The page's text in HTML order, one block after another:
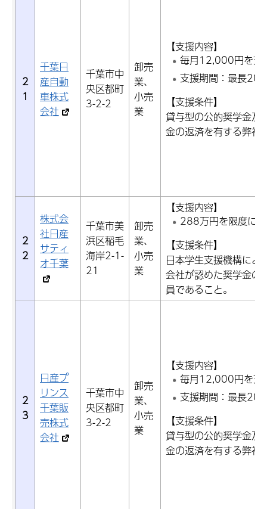
2
1
千葉日
産自動
車株式
会社
千葉市中
央区都町
3-2-2
卸売
業、
小売
業
【支援内容】
毎月12,000円を支
支援期間：最長20
【支援条件】
貸与型の公的奨学金及
金の返済を有する弊社
2
2
株式会
社日産
サティ
オ千葉
千葉市美
浜区稲毛
海岸2-1-
21
卸売
業、
小売
業
【支援内容】
288万円を限度に
【支援条件】
日本学生支援機構によ
会社が認めた奨学金の
員であること。
2
3
日産プ
リンス
千葉販
売株式
会社
千葉市中
央区都町
3-2-2
卸売
業、
小売
業
【支援内容】
毎月12,000円を支
支援期間：最長20
【支援条件】
貸与型の公的奨学金及
金の返済を有する弊社